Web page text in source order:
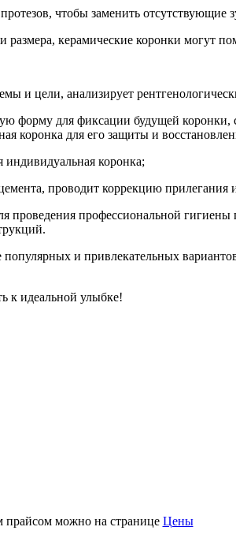
чтобы заменить отсутствующие
керамические коронки могут
и цели, анализирует
форму для фиксации будущей
коронка для его защиты и
индивидуальная коронка;
проводит коррекцию прилегания
профессиональной
и привлекательных
к идеальной улыбке!
прайсом можно на странице Цены